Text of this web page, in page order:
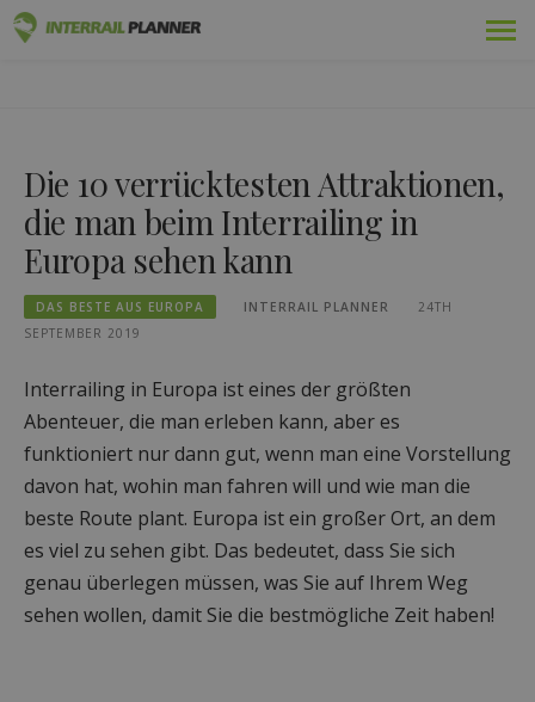
Fahrten
Blog
Länder-Führer
Einloggen
Neue Reise planen!
Die 10 verrücktesten Attraktionen,
die man beim Interrailing in
Europa sehen kann
DAS BESTE AUS EUROPA INTERRAIL PLANNER
24TH
SEPTEMBER 2019
Interrailing in Europa ist eines der größten
Abenteuer, die man erleben kann, aber es
funktioniert nur dann gut, wenn man eine Vorstellung
davon hat, wohin man fahren will und wie man die
beste Route plant. Europa ist ein großer Ort, an dem
es viel zu sehen gibt. Das bedeutet, dass Sie sich
genau überlegen müssen, was Sie auf Ihrem Weg
sehen wollen, damit Sie die bestmögliche Zeit haben!